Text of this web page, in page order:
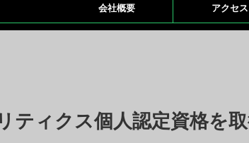
会社概要 アクセス
ィクス個人認定資格を取